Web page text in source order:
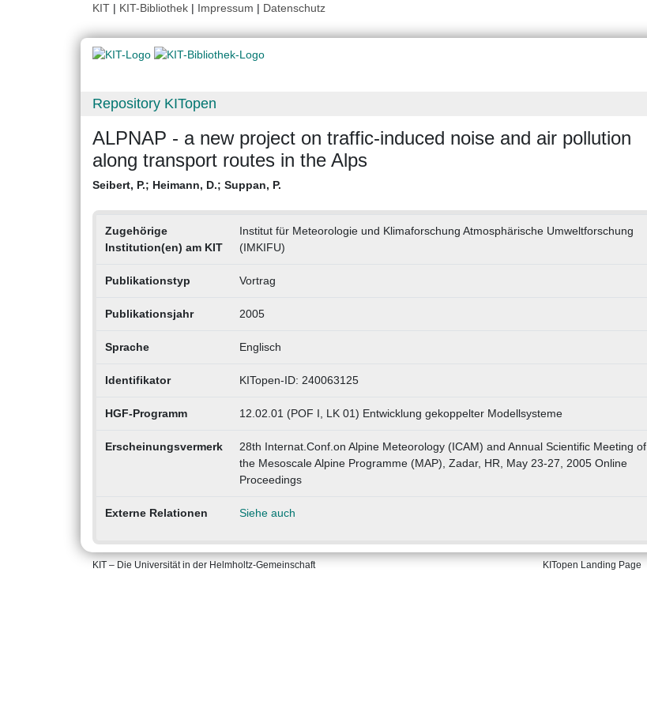
KIT | KIT-Bibliothek | Impressum | Datenschutz
Repository KITopen
ALPNAP - a new project on traffic-induced noise and air pollution
along transport routes in the Alps
Seibert, P.; Heimann, D.; Suppan, P.
Zugehörige
Institution(en) am KIT
Institut für Meteorologie und Klimaforschung Atmosphärische Umweltforschung
(IMKIFU)
Publikationstyp Vortrag
Publikationsjahr 2005
Sprache Englisch
Identifikator KITopen-ID: 240063125
HGF-Programm 12.02.01 (POF I, LK 01) Entwicklung gekoppelter Modellsysteme
Erscheinungsvermerk
28th Internat.Conf.on Alpine Meteorology (ICAM) and Annual Scientific Meeting of
the Mesoscale Alpine Programme (MAP), Zadar, HR, May 23-27, 2005 Online
Proceedings
Externe Relationen Siehe auch
KIT – Die Universität in der Helmholtz-Gemeinschaft KITopen Landing Page